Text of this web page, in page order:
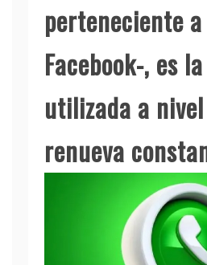
perteneciente
Facebook-, es
utilizada a
renueva